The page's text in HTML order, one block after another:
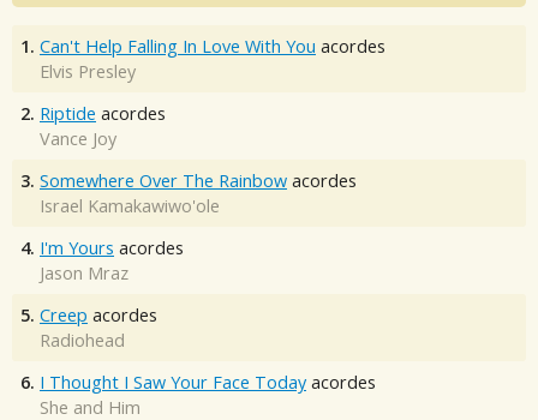
1. Can't Help Falling In Love With You acordes
Elvis Presley
2. Riptide acordes
Vance Joy
3. Somewhere Over The Rainbow acordes
Israel Kamakawiwo'ole
4. I'm Yours acordes
Jason Mraz
5. Creep acordes
Radiohead
6. I Thought I Saw Your Face Today acordes
She and Him